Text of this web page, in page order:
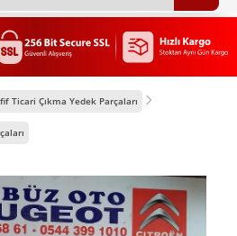
Ticari Çıkma Yedek Parçaları